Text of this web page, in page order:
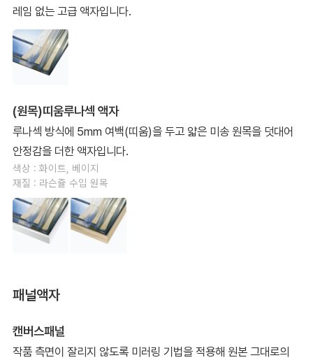
레임 없는 고급 액자입니다.
(원목)띠움루나섹 액자
루나섹 방식에 5mm 여백(띠움)을 두고 얇은 미송 원목을 덧대어
안정감을 더한 액자입니다.
색상 : 화이트, 베이지
재질 : 라슨쥴 수입 원목
패널액자
캔버스패널
작품 측면이 잘리지 않도록 미러링 기법을 적용해 원본 그대로의